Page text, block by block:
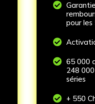

pour les

 65 000
248
séries
 + 550